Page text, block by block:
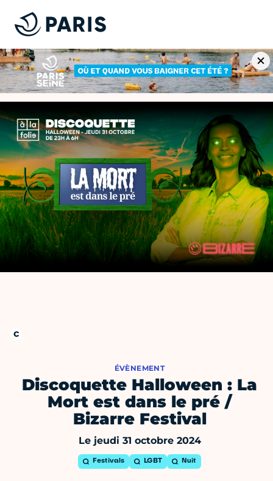
ÉVÈNEMENT
Discoquette Halloween : La
Mort est dans le pré /
Bizarre Festival
Le jeudi 31 octobre 2024
Festivals LGBT Nuit